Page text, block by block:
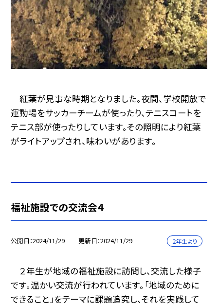
紅葉が見事な時期となりました。夜間、学校開放で
運動場をサッカーチームが使ったり、テニスコートを
テニス部が使ったりしています。その照明により紅葉
がライトアップされ、味わいがあります。
福祉施設での交流会４
公開日 2024/11/29 更新日 2024/11/29 ２年生より
２年生が地域の福祉施設に訪問し、交流した様子
です。温かい交流が行われています。「地域のために
できること」をテーマに課題追究し、それを実践して